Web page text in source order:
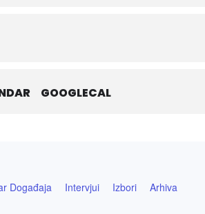
GOOGLECAL
Događaja Intervjui Izbori Arhiva